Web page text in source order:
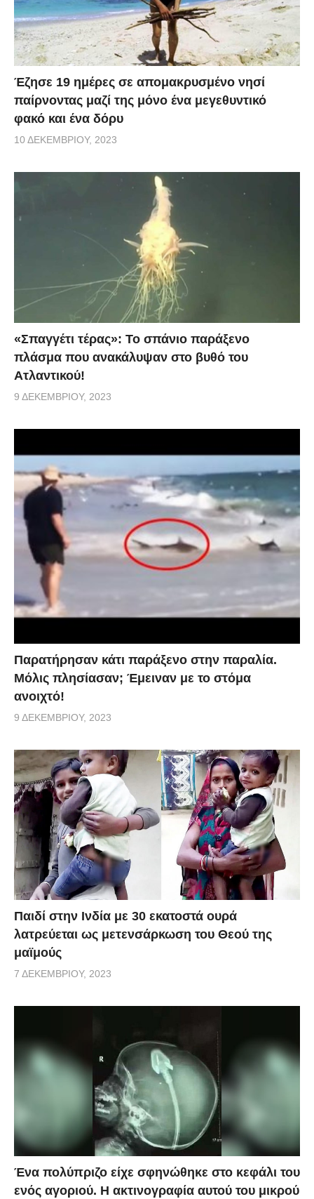
Έζησε 19 ημέρες σε απομακρυσμένο νησί
παίρνοντας μαζί της μόνο ένα μεγεθυντικό
φακό και ένα δόρυ
10 ΔΕΚΕΜΒΡΊΟΥ, 2023
«Σπαγγέτι τέρας»: Το σπάνιο παράξενο
πλάσμα που ανακάλυψαν στο βυθό του
Ατλαντικού!
9 ΔΕΚΕΜΒΡΊΟΥ, 2023
Παρατήρησαν κάτι παράξενο στην παραλία.
Μόλις πλησίασαν; Έμειναν με το στόμα
ανοιχτό!
9 ΔΕΚΕΜΒΡΊΟΥ, 2023
Παιδί στην Ινδία με 30 εκατοστά ουρά
λατρεύεται ως μετενσάρκωση του Θεού της
μαϊμούς
7 ΔΕΚΕΜΒΡΊΟΥ, 2023
Ένα πολύπριζο είχε σφηνώθηκε στο κεφάλι του
ενός αγοριού. Η ακτινογραφία αυτού του μικρού